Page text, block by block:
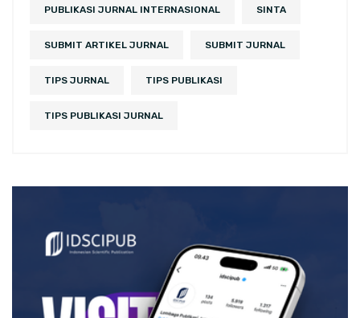
PUBLIKASI JURNAL INTERNASIONAL SINTA
SUBMIT ARTIKEL JURNAL SUBMIT JURNAL
TIPS JURNAL TIPS PUBLIKASI
TIPS PUBLIKASI JURNAL